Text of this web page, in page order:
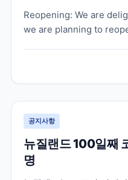
Reopening: We are
we are planning to
공지사항
뉴질랜드 100일째
명